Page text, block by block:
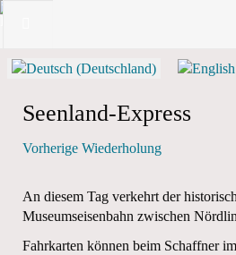
Seenland-Express
Vorherige Wiederholung
An diesem Tag verkehrt der
Museumseisenbahn zwischen
Fahrkarten können beim Schaffner